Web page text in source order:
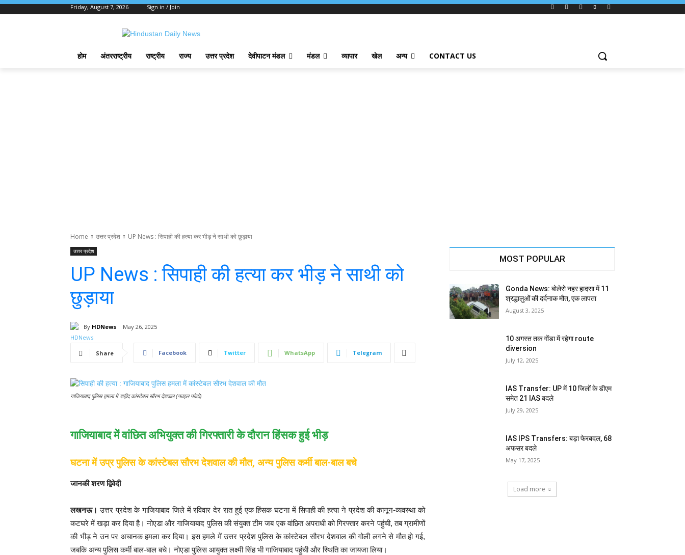
Friday, August 7, 2026 Sign in / Join
होम अंतरराष्ट्रीय राष्ट्रीय राज्य उत्तर प्रदेश देवीपाटन मंडल मंडल व्यापार खेल अन्य CONTACT US
Home उत्तर प्रदेश UP News : सिपाही की हत्या कर भीड़ ने साथी को छुड़ाया
उत्तर प्रदेश
UP News : सिपाही की हत्या कर भीड़ ने साथी को
छुड़ाया
By HDNews May 26, 2025
Share Facebook Twitter WhatsApp Telegram
गाजियाबाद पुलिस हमला में शहीद कांस्टेबल सौरभ देशवाल (फाइल फोटो)
गाजियाबाद में वांछित अभियुक्त की गिरफ्तारी के दौरान हिंसक हुई भीड़
घटना में उप्र पुलिस के कांस्टेबल सौरभ देशवाल की मौत, अन्य पुलिस कर्मी बाल-बाल बचे
जानकी शरण द्विवेदी
लखनऊ। उत्तर प्रदेश के गाजियाबाद जिले में रविवार देर रात हुई एक हिंसक घटना में सिपाही की हत्या ने प्रदेश की कानून-व्यवस्था को
कटघरे में खड़ा कर दिया है। नोएडा और गाजियाबाद पुलिस की संयुक्त टीम जब एक वांछित अपराधी को गिरफ्तार करने पहुंची, तब ग्रामीणों
की भीड़ ने उन पर अचानक हमला कर दिया। इस हमले में उत्तर प्रदेश पुलिस के कांस्टेबल सौरभ देशवाल की गोली लगने से मौत हो गई,
जबकि अन्य पुलिस कर्मी बाल-बाल बचे। नोएडा पुलिस आयुक्त लक्ष्मी सिंह भी गाजियाबाद पहुंची और स्थिति का जायजा लिया।
MOST POPULAR
Gonda News: बोलेरो नहर हादसा में 11
श्रद्धालुओं की दर्दनाक मौत, एक लापता
August 3, 2025
10 अगस्त तक गोंडा में रहेगा route
diversion
July 12, 2025
IAS Transfer: UP में 10 जिलों के डीएम
समेत 21 IAS बदले
July 29, 2025
IAS IPS Transfers: बड़ा फेरबदल, 68
अफसर बदले
May 17, 2025
Load more